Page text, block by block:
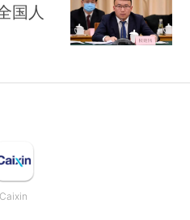
国人
Caixin